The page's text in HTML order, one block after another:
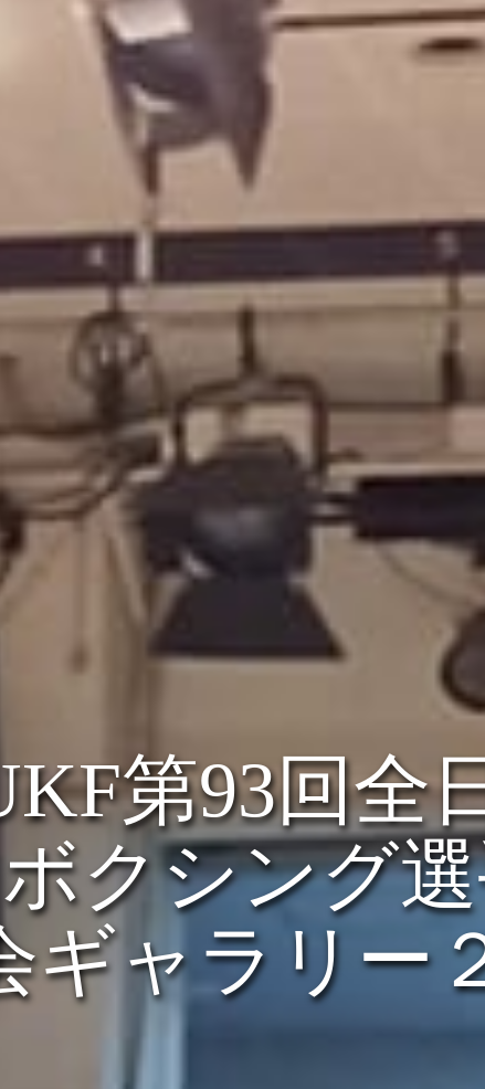
第93回全
クシング
ギャラリー